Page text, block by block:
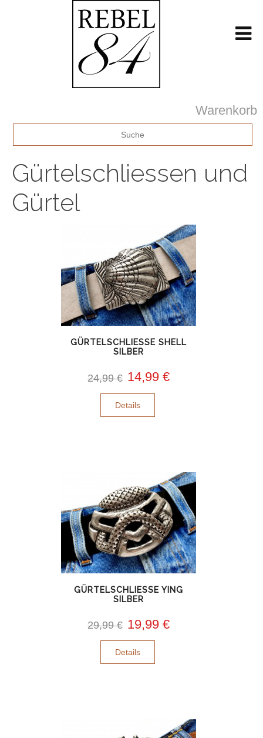
Warenkorb
Gürtelschliessen und
Gürtel
GÜRTELSCHLIESSE SHELL
SILBER
24,99 € 14,99 €
Details
GÜRTELSCHLIESSE YING
SILBER
29,99 € 19,99 €
Details